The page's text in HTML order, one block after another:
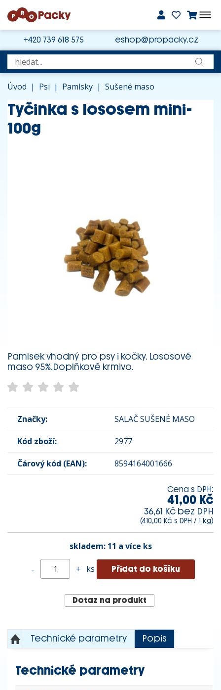
+420 739 618 575 eshop@propacky.cz
Úvod | Psi | Pamlsky | Sušené maso
Tyčinka s lososem mini-
100g
Pamlsek vhodný pro psy i kočky. Lososové
maso 95%.Doplňkové krmivo.
Značky: SALAČ SUŠENÉ MASO
Kód zboží: 2977
Čárový kód (EAN): 8594164001666
Cena s DPH:
41,00 Kč
36,61 Kč bez DPH
(410,00 Kč s DPH / 1 kg)
skladem: 11 a více ks
- + ks
Dotaz na produkt
Technické parametry Popis
Technické parametry